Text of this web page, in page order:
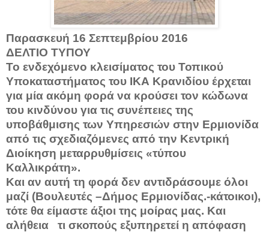
Παρασκευή 16 Σεπτεμβρίου 2016
ΔΕΛΤΙΟ ΤΥΠΟΥ
Το ενδεχόμενο κλεισίματος του Τοπικού
Υποκαταστήματος του ΙΚΑ Κρανιδίου έρχεται
για μία ακόμη φορά να κρούσει τον κώδωνα
του κινδύνου για τις συνέπειες της
υποβάθμισης των Υπηρεσιών στην Ερμιονίδα
από τις σχεδιαζόμενες από την Κεντρική
Διοίκηση μεταρρυθμίσεις «τύπου
Καλλικράτη».
Και αν αυτή τη φορά δεν αντιδράσουμε όλοι
μαζί (Βουλευτές –Δήμος Ερμιονίδας.-κάτοικοι),
τότε θα είμαστε άξιοι της μοίρας μας. Και
αλήθεια τι σκοπούς εξυπηρετεί η απόφαση